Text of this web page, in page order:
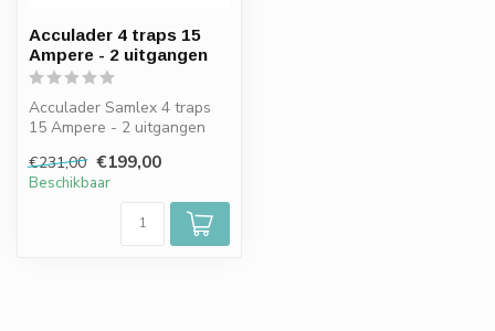
Acculader 4 traps 15
Ampere - 2 uitgangen
Acculader Samlex 4 traps
15 Ampere - 2 uitgangen
€231,00 €199,00
Beschikbaar